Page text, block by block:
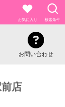
お気に入り 検索条件
お問い合わせ
店